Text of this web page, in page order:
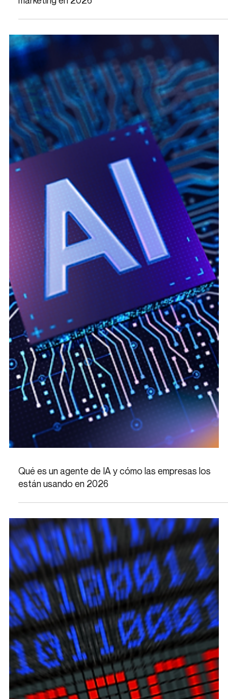
Qué es un agente de IA y cómo las empresas los
están usando en 2026